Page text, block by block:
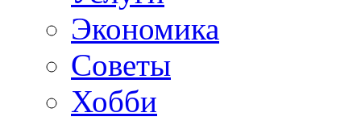
Экономика
Советы
Хобби